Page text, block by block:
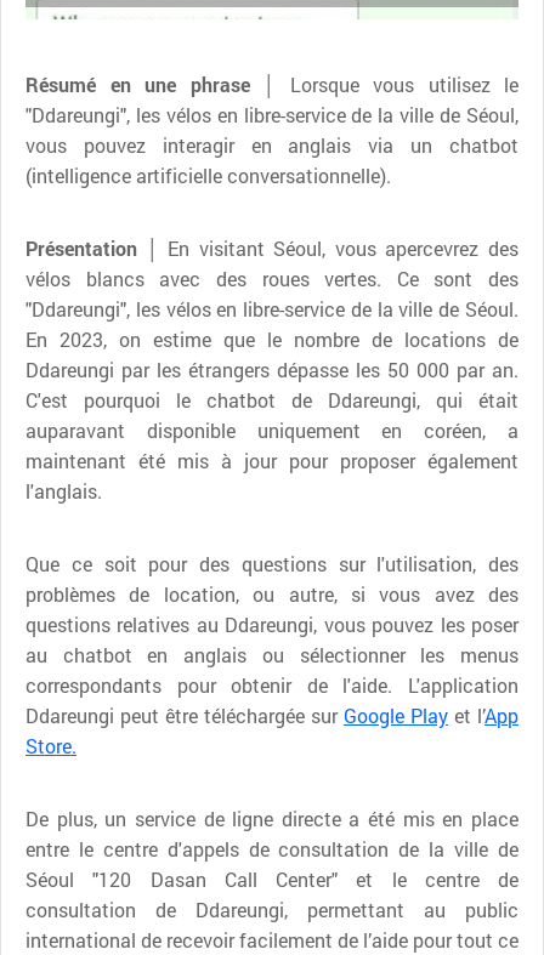
Résumé en une phrase │ Lorsque vous utilisez le
"Ddareungi", les vélos en libre-service de la ville de Séoul,
vous pouvez interagir en anglais via un chatbot
(intelligence artificielle conversationnelle).
Présentation │ En visitant Séoul, vous apercevrez des
vélos blancs avec des roues vertes. Ce sont des
"Ddareungi", les vélos en libre-service de la ville de Séoul.
En 2023, on estime que le nombre de locations de
Ddareungi par les étrangers dépasse les 50 000 par an.
C'est pourquoi le chatbot de Ddareungi, qui était
auparavant disponible uniquement en coréen, a
maintenant été mis à jour pour proposer également
l'anglais.
Que ce soit pour des questions sur l'utilisation, des
problèmes de location, ou autre, si vous avez des
questions relatives au Ddareungi, vous pouvez les poser
au chatbot en anglais ou sélectionner les menus
correspondants pour obtenir de l'aide. L'application
Ddareungi peut être téléchargée sur Google Play et l’App
Store.
De plus, un service de ligne directe a été mis en place
entre le centre d'appels de consultation de la ville de
Séoul "120 Dasan Call Center" et le centre de
consultation de Ddareungi, permettant au public
international de recevoir facilement de l’aide pour tout ce